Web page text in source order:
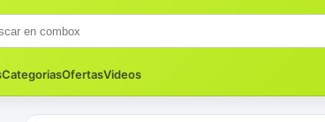
CategoriasOfertasVideos